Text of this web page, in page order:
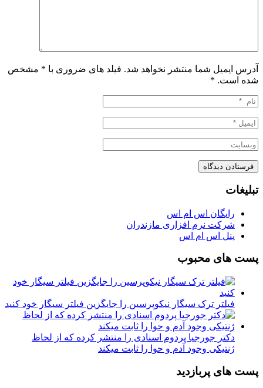
آدرس ایمیل شما منتشر نخواهد شد. فیلد های ضروری با * مشخص
شده است. *
تبلیغات
رایگان اس ام اس
شرکت نرم افزاری مازندران
پنل اس ام اس
پست های محبوب
فیلتر ترک سیگار نیکوپرسین را جایگزین فیلتر سیگار خود کنید
دکتر جورجیا پردوم اسنادی را منتشر کرده که از لحاظ
ژنتیکی وجود آدم و حوا را ثابت میکند
پست های پربازدید